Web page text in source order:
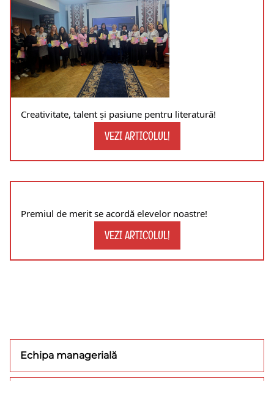
Creativitate, talent și pasiune pentru literatură!
VEZI ARTICOLUL!
Premiul de merit se acordă elevelor noastre!
VEZI ARTICOLUL!
Echipa managerială